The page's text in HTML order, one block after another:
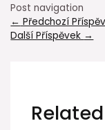
Post navigation
← Předchozí
Další Příspěvek →